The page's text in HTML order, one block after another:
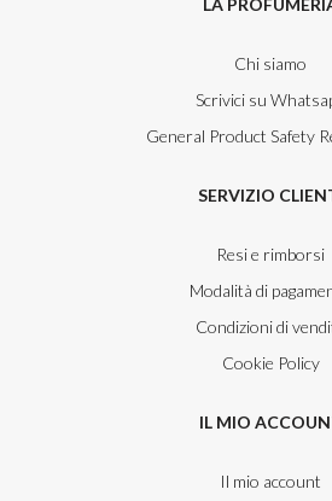
LA
Chi siamo
Scrivici su
General Product Safety
SERVIZIO
Resi e rimborsi
Modalità di
Condizioni di
Cookie Policy
IL MIO
Il mio account